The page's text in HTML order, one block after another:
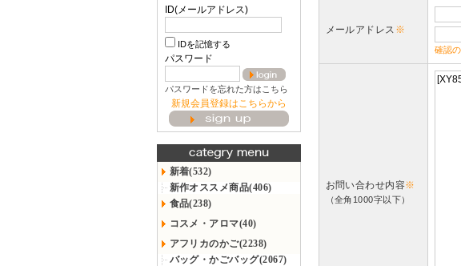
ID(メールアドレス)
IDを記憶する
パスワード
パスワードを忘れた方はこちら
新規会員登録はこちらから
新着(532)
新作オススメ商品(406)
食品(238)
コスメ・アロマ(40)
アフリカのかご(2238)
バッグ・かごバッグ(2067)
メールアドレス ※
確認
お問い合わせ内容※
（全角1000字以下）